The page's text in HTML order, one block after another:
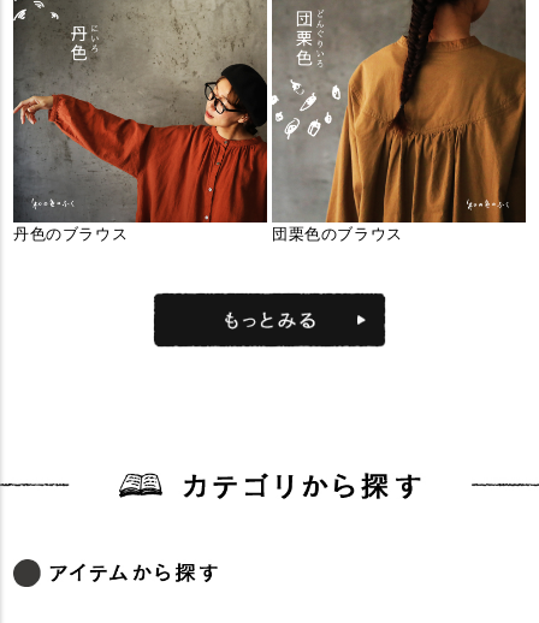
丹色のブラウス 団栗色のブラウス